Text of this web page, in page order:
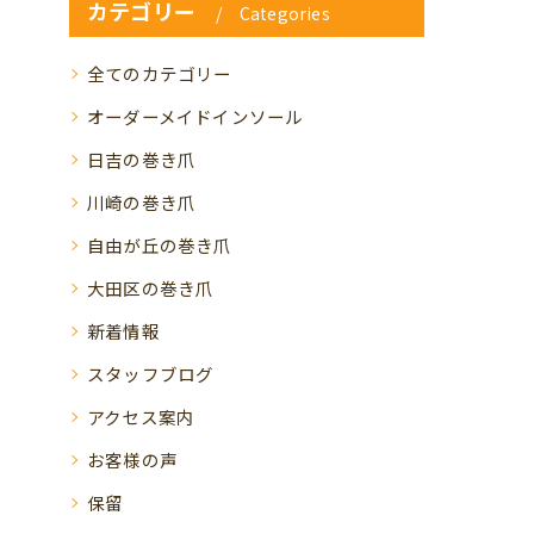
カテゴリー Categories
全てのカテゴリー
オーダーメイドインソール
日吉の巻き爪
川崎の巻き爪
自由が丘の巻き爪
大田区の巻き爪
新着情報
スタッフブログ
アクセス案内
お客様の声
保留